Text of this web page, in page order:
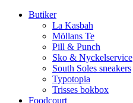
Butiker
La Kasbah
Möllans Te
Pill & Punch
Sko & Nyckelservice
South Soles sneakers
Typotopia
Trisses bokbox
Foodcourt